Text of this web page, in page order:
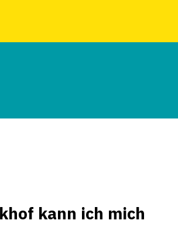
kann ich mich